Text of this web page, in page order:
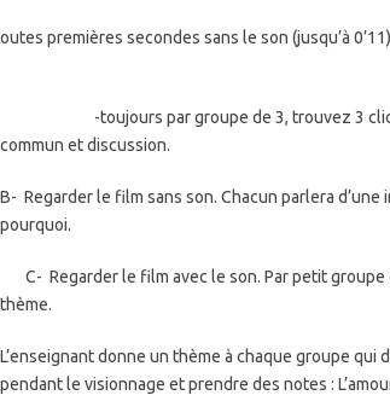
premières secondes sans le son (jusqu’à
-toujours par groupe de 3, trouvez 3
commun et discussion.
B- Regarder le film sans son. Chacun parlera d’une
pourquoi.
C- Regarder le film avec le son. Par petit groupe
thème.
L’enseignant donne un thème à chaque groupe qui
pendant le visionnage et prendre des notes :